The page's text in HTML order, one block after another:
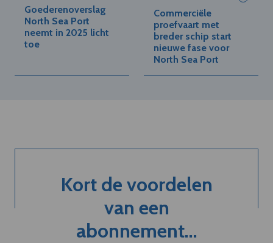
Goederenoverslag
North Sea Port
neemt in 2025 licht
toe
Commerciële
proefvaart met
breder schip start
nieuwe fase voor
North Sea Port
Kort de voordelen
van een
abonnement...